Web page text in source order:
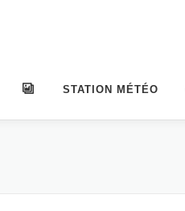
ALBUMSSTATION MÉTÉO